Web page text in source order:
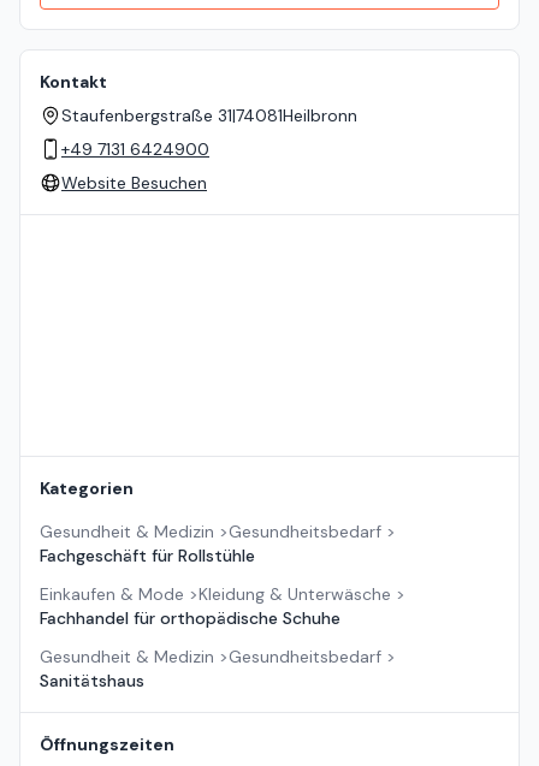
Kontakt
Staufenbergstraße 31|74081Heilbronn
+49 7131 6424900
Website Besuchen
Kategorien
Gesundheit & Medizin >Gesundheitsbedarf >
Fachgeschäft für Rollstühle
Einkaufen & Mode >Kleidung & Unterwäsche >
Fachhandel für orthopädische Schuhe
Gesundheit & Medizin >Gesundheitsbedarf >
Sanitätshaus
Öffnungszeiten